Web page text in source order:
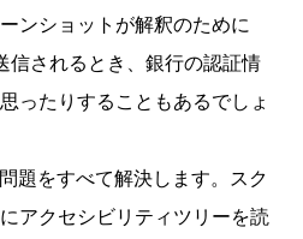
ンショットが解釈のために
されるとき、銀行の認証情
ったりすることもあるでしょ
題をすべて解決します。スク
アクセシビリティツリーを読